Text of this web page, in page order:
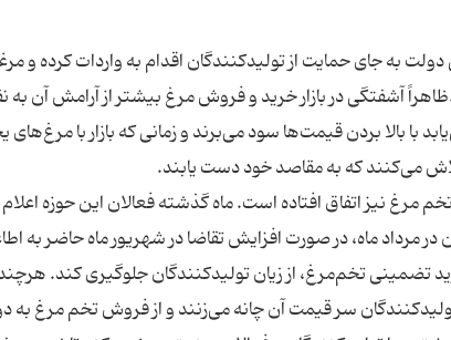
به جای حمایت از تولید‌کنندگان اقدام به واردات کرده و
آشفتگی در بازار خرید و فروش مرغ بیشتر از آرامش آن
با بالا بردن قیمت‌ها سود می‌برند و زمانی که بازار با
مرغ نیز اتفاق افتاده است. ماه گذشته فعالان این حوزه
مرداد ماه، در صورت افزایش تقاضا در شهریور ماه حاضر به
تضمینی تخم‌مرغ، از زیان تولید‌کنندگان جلوگیری کند.
سر قیمت آن چانه می‌زنند و از فروش تخم مرغ